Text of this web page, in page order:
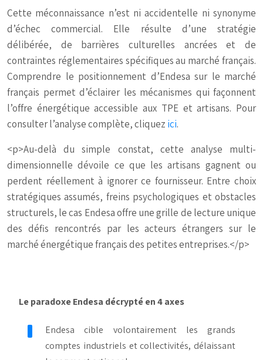
Cette méconnaissance n’est ni accidentelle ni synonyme
d’échec commercial. Elle résulte d’une stratégie
délibérée, de barrières culturelles ancrées et de
contraintes réglementaires spécifiques au marché français.
Comprendre le positionnement d’Endesa sur le marché
français permet d’éclairer les mécanismes qui façonnent
l’offre énergétique accessible aux TPE et artisans. Pour
consulter l’analyse complète, cliquez ici.
<p>Au-delà du simple constat, cette analyse multi-
dimensionnelle dévoile ce que les artisans gagnent ou
perdent réellement à ignorer ce fournisseur. Entre choix
stratégiques assumés, freins psychologiques et obstacles
structurels, le cas Endesa offre une grille de lecture unique
des défis rencontrés par les acteurs étrangers sur le
marché énergétique français des petites entreprises.</p>
Le paradoxe Endesa décrypté en 4 axes
Endesa cible volontairement les grands
comptes industriels et collectivités, délaissant